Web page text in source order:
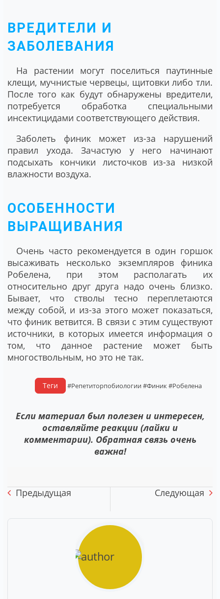
ВРЕДИТЕЛИ И
ЗАБОЛЕВАНИЯ
На растении могут поселиться паутинные
клещи, мучнистые червецы, щитовки либо тли.
После того как будут обнаружены вредители,
потребуется обработка специальными
инсектицидами соответствующего действия.
Заболеть финик может из-за нарушений
правил ухода. Зачастую у него начинают
подсыхать кончики листочков из-за низкой
влажности воздуха.
ОСОБЕННОСТИ
ВЫРАЩИВАНИЯ
Очень часто рекомендуется в один горшок
высаживать несколько экземпляров финика
Робелена, при этом располагать их
относительно друг друга надо очень близко.
Бывает, что стволы тесно переплетаются
между собой, и из-за этого может показаться,
что финик ветвится. В связи с этим существуют
источники, в которых имеется информация о
том, что данное растение может быть
многоствольным, но это не так.
Теги #Репетиторпобиологии#Финик#Робелена
Если материал был полезен и интересен,
оставляйте реакции (лайки и
комментарии). Обратная связь очень
важна!
Предыдущая Следующая